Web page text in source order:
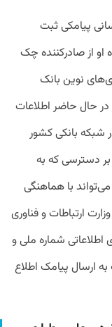
پیامکی ثبت
او از صادرکننده چک
نوین بانک
در جلسه‌ای به تاریخ ۲۵ اسفندماه ۹۹، در حال حاضر اطلاعات
شبکه بانکی کشور
دسترسی که به
با هماهنگی
ارتباطات و فناوری
اطلاعاتی شماره ملی و
ارسال پیامک اطلاع